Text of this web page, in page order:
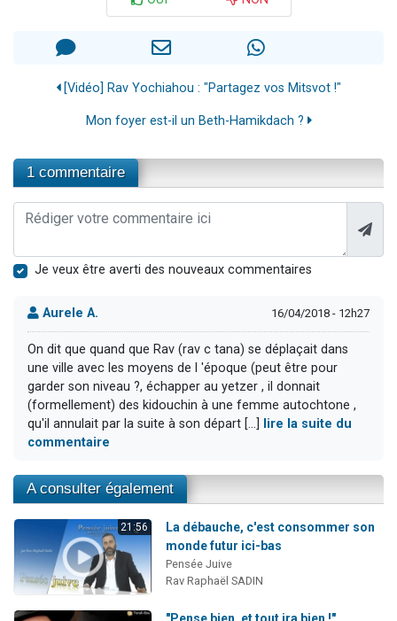
[Vidéo] Rav Yochiahou : "Partagez vos Mitsvot !"
Mon foyer est-il un Beth-Hamikdach ?
1 commentaire
Je veux être averti des nouveaux commentaires
Aurele A. 16/04/2018 - 12h27
On dit que quand que Rav (rav c tana) se déplaçait dans
une ville avec les moyens de l 'époque (peut être pour
garder son niveau ?, échapper au yetzer , il donnait
(formellement) des kidouchin à une femme autochtone ,
qu'il annulait par la suite à son départ [...] lire la suite du
commentaire
A consulter également
21:56
La débauche, c'est consommer son
monde futur ici-bas
Pensée Juive
Rav Raphaël SADIN
"Pense bien, et tout ira bien !"